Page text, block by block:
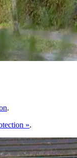
.
».